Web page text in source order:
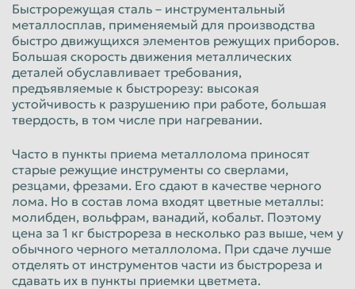
Казань Калининград
Калуга Каменск-Уральский
Кемерово Керчь
Киров Комсомольск-на-Амуре
Королёв Кострома
Красногорск Краснодар
Красноярск Курган
Курск Липецк
Люберцы Магнитогорск
Махачкала Миасс
Быстрорежущая сталь – инструментальный
металлосплав, применяемый для производства
быстро движущихся элементов режущих приборов.
Большая скорость движения металлических
деталей обуславливает требования,
предъявляемые к быстрорезу: высокая
устойчивость к разрушению при работе, большая
твердость, в том числе при нагревании.
Часто в пункты приема металлолома приносят
старые режущие инструменты со сверлами,
резцами, фрезами. Его сдают в качестве черного
лома. Но в состав лома входят цветные металлы:
молибден, вольфрам, ванадий, кобальт. Поэтому
цена за 1 кг быстрореза в несколько раз выше, чем у
обычного черного металлолома. При сдаче лучше
отделять от инструментов части из быстрореза и
сдавать их в пункты приемки цветмета.